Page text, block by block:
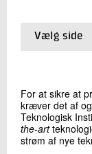
Send e-mail
Vælg side
01.Forside
04.
05.
For at sikre at
kræver det af
Teknologisk
the-art
strøm af nye